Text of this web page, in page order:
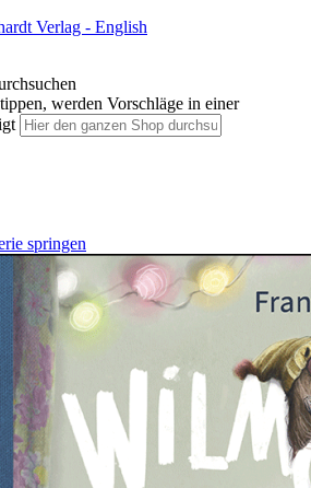
Verlag - English
werden Vorschläge in einer
springen